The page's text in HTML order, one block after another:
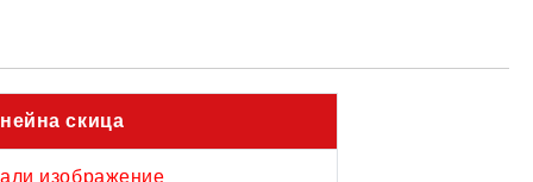
скица
изображение